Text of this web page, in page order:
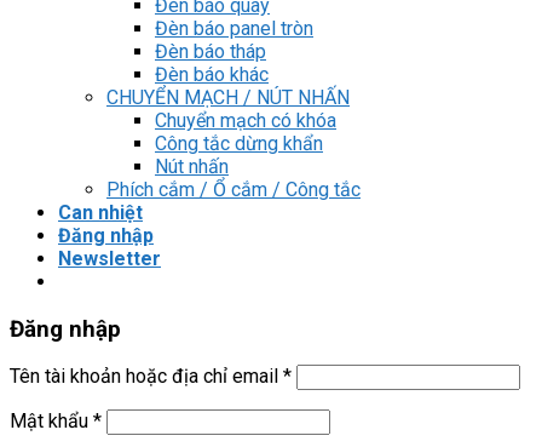
Đèn báo quay
Đèn báo panel tròn
Đèn báo tháp
Đèn báo khác
CHUYỂN MẠCH / NÚT NHẤN
Chuyển mạch có khóa
Công tắc dừng khẩn
Nút nhấn
Phích cắm / Ổ cắm / Công tắc
Can nhiệt
Đăng nhập
Newsletter
Đăng nhập
Tên tài khoản hoặc địa chỉ email *
Mật khẩu *